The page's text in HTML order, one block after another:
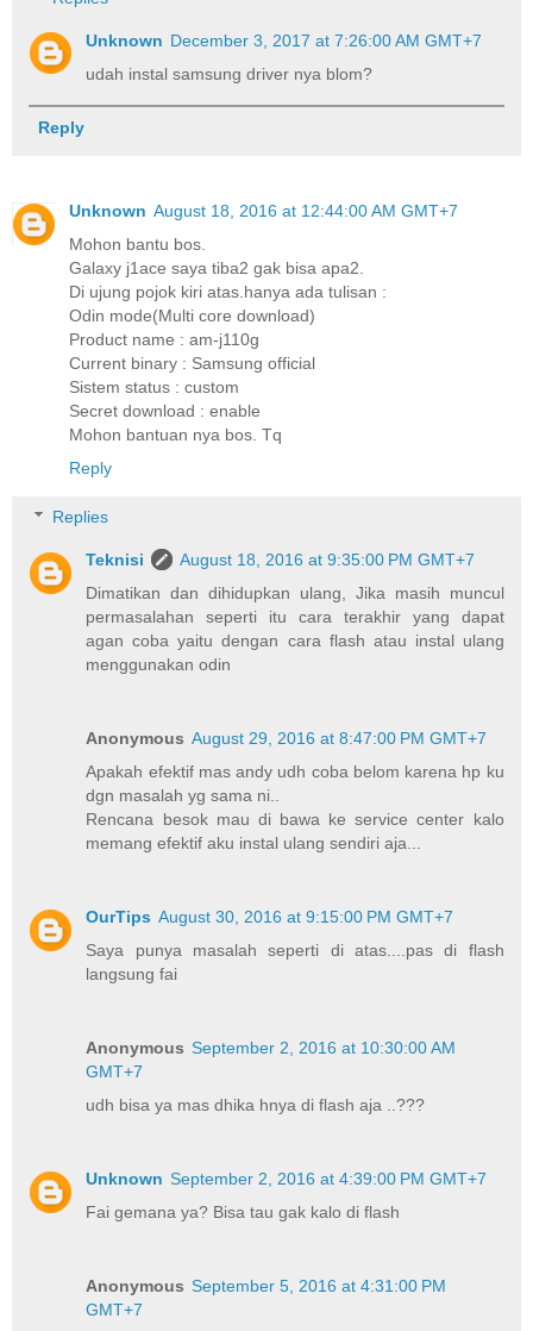
Unknown December 3, 2017 at 7:26:00 AM GMT+7
udah instal samsung driver nya blom?
Reply
Unknown August 18, 2016 at 12:44:00 AM GMT+7
Mohon bantu bos.
Galaxy j1ace saya tiba2 gak bisa apa2.
Di ujung pojok kiri atas.hanya ada tulisan :
Odin mode(Multi core download)
Product name : am-j110g
Current binary : Samsung official
Sistem status : custom
Secret download : enable
Mohon bantuan nya bos. Tq
Reply
Replies
Teknisi
August 18, 2016 at 9:35:00 PM GMT+7
Dimatikan dan dihidupkan ulang, Jika masih muncul
permasalahan seperti itu cara terakhir yang dapat
agan coba yaitu dengan cara flash atau instal ulang
menggunakan odin
Anonymous August 29, 2016 at 8:47:00 PM GMT+7
Apakah efektif mas andy udh coba belom karena hp ku
dgn masalah yg sama ni..
Rencana besok mau di bawa ke service center kalo
memang efektif aku instal ulang sendiri aja...
OurTips August 30, 2016 at 9:15:00 PM GMT+7
Saya punya masalah seperti di atas....pas di flash
langsung fai
Anonymous September 2, 2016 at 10:30:00 AM
GMT+7
udh bisa ya mas dhika hnya di flash aja ..???
Unknown September 2, 2016 at 4:39:00 PM GMT+7
Fai gemana ya? Bisa tau gak kalo di flash
Anonymous September 5, 2016 at 4:31:00 PM
GMT+7